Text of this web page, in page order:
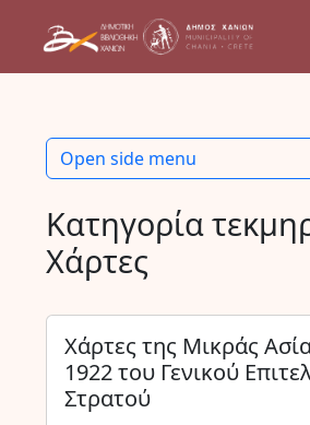
Κατηγορία
Χάρτες
Χάρτες της Μικράς
1922 του Γενικού
Στρατού
Open side menu